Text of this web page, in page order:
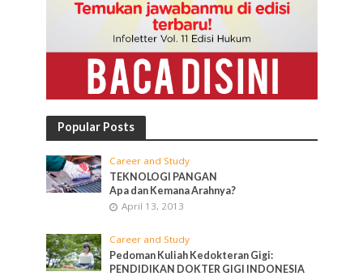
Popular Posts
Career and Study
TEKNOLOGI PANGAN
Apa dan Kemana Arahnya?
April 13, 2013
Career and Study
Pedoman Kuliah Kedokteran Gigi:
PENDIDIKAN DOKTER GIGI INDONESIA